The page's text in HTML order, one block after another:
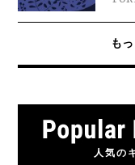
も
人気の